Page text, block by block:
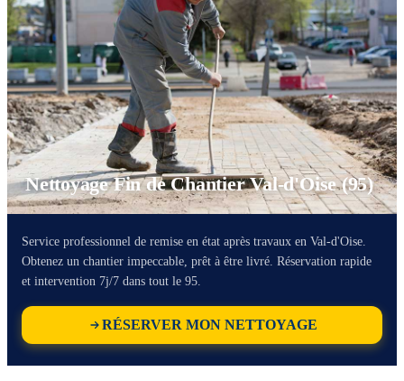
Nettoyage Fin de Chantier Val-d'Oise (95)
Service professionnel de remise en état après travaux en Val-d'Oise.
Obtenez un chantier impeccable, prêt à être livré. Réservation rapide
et intervention 7j/7 dans tout le 95.
RÉSERVER MON NETTOYAGE